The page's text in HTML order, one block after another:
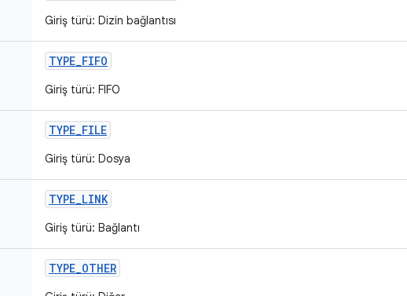
Giriş türü: Dizin bağlantısı
TYPE_FIFO
Giriş türü: FIFO
TYPE_FILE
Giriş türü: Dosya
TYPE_LINK
Giriş türü: Bağlantı
TYPE_OTHER